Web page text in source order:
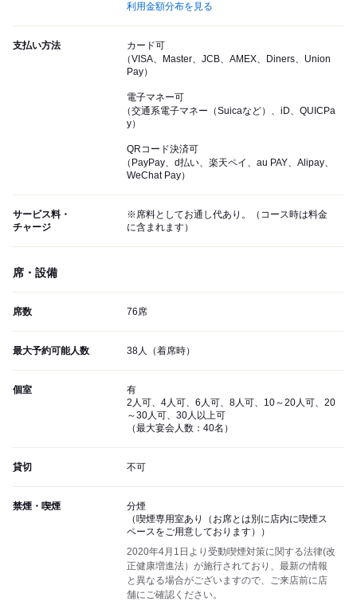
利用金額分布を見る
支払い方法
カード可
（VISA、Master、JCB、AMEX、Diners、Union
Pay）
電子マネー可
（交通系電子マネー（Suicaなど）、iD、QUICPa
y）
QRコード決済可
（PayPay、d払い、楽天ペイ、au PAY、Alipay、
WeChat Pay）
サービス料・
チャージ
※席料としてお通し代あり。（コース時は料金
に含まれます）
席・設備
席数 76席
最大予約可能人数 38人（着席時）
個室
有
2人可、4人可、6人可、8人可、10～20人可、20
～30人可、30人以上可
（最大宴会人数：40名）
貸切 不可
禁煙・喫煙
分煙
（喫煙専用室あり（お席とは別に店内に喫煙ス
ペースをご用意しております））
2020年4月1日より受動喫煙対策に関する法律(改
正健康増進法）が施行されており、最新の情報
と異なる場合がございますので、ご来店前に店
舗にご確認ください。